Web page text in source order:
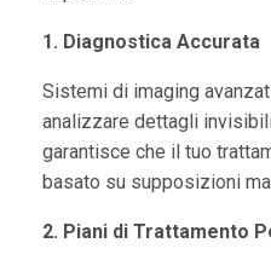
1. Diagnostica Accurata
Sistemi di imaging
analizzare dettagli
garantisce che il tuo
basato su supposizioni
2. Piani di Trattamento